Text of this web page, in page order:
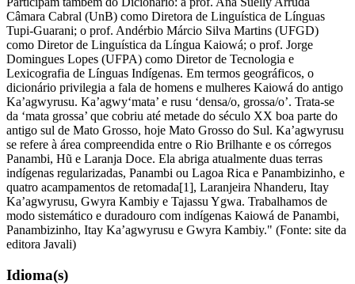
Câmara Cabral (UnB) como Diretora de Linguística de Línguas
Tupi-Guarani; o prof. Andérbio Márcio Silva Martins (UFGD)
como Diretor de Linguística da Língua Kaiowá; o prof. Jorge
Domingues Lopes (UFPA) como Diretor de Tecnologia e
Lexicografia de Línguas Indígenas. Em termos geográficos, o
dicionário privilegia a fala de homens e mulheres Kaiowá do antigo
Ka’agwyrusu. Ka’agwy‘mata’ e rusu ‘densa/o, grossa/o’. Trata-se
da ‘mata grossa’ que cobriu até metade do século XX boa parte do
antigo sul de Mato Grosso, hoje Mato Grosso do Sul. Ka’agwyrusu
se refere à área compreendida entre o Rio Brilhante e os córregos
Panambi, Hũ e Laranja Doce. Ela abriga atualmente duas terras
indígenas regularizadas, Panambi ou Lagoa Rica e Panambizinho, e
quatro acampamentos de retomada[1], Laranjeira Nhanderu, Itay
Ka’agwyrusu, Gwyra Kambiy e Tajassu Ygwa. Trabalhamos de
modo sistemático e duradouro com indígenas Kaiowá de Panambi,
Panambizinho, Itay Ka’agwyrusu e Gwyra Kambiy." (Fonte: site da
editora Javali)
Idioma(s)